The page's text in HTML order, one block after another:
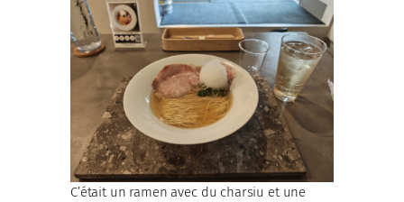
C’était un ramen avec du charsiu et une